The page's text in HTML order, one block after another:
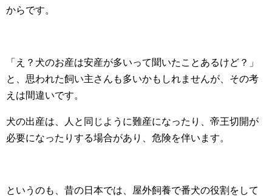
からです。
「え？犬のお産は安産が多いって聞いたことあるけど？」
と、思われた飼い主さんも多いかもしれませんが、その考
えは間違いです。
犬の出産は、人と同じように難産になったり、帝王切開が
必要になったりする場合があり、危険を伴います。
というのも、昔の日本では、屋外飼養で番犬の役割をして